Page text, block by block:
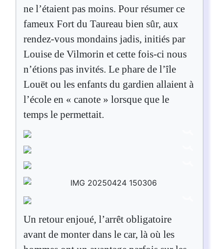
ne l’étaient pas moins. Pour résumer ce
fameux Fort du Taureau bien sûr, aux
rendez-vous mondains jadis, initiés par
Louise de Vilmorin et cette fois-ci nous
n’étions pas invités. Le phare de l’île
Louët ou les enfants du gardien allaient à
l’école en « canote » lorsque que le
temps le permettait.
Un retour enjoué, l’arrêt obligatoire
avant de monter dans le car, là où les